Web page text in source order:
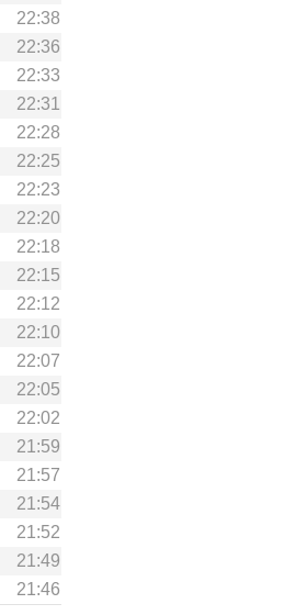
22:38
22:36
22:33
22:31
22:28
22:25
22:23
22:20
22:18
22:15
22:12
22:10
22:07
22:05
22:02
21:59
21:57
21:54
21:52
21:49
21:46